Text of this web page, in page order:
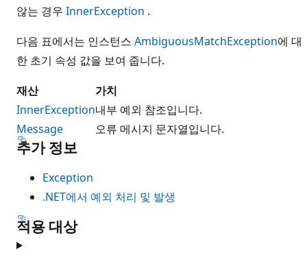
않는 경우 InnerException .
다음 표에서는 인스턴스 AmbiguousMatchException에 대
한 초기 속성 값을 보여 줍니다.
재산
가치
InnerException내부 예외 참조입니다.
Message
오류 메시지 문자열입니다.
추가 정보
Exception
.NET에서 예외 처리 및 발생
적용 대상